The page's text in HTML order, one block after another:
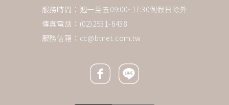
服務時間：週一至五09:00~17:30例假日除外
傳真電話：(02)2531-6438
服務信箱： cc@btnet.com.tw
Facebook icon
Line icon